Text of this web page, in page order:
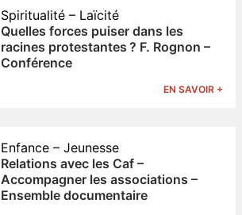
Spiritualité – Laïcité
Quelles forces puiser dans les
racines protestantes ? F. Rognon –
Conférence
EN SAVOIR +
Enfance – Jeunesse
Relations avec les Caf –
Accompagner les associations –
Ensemble documentaire